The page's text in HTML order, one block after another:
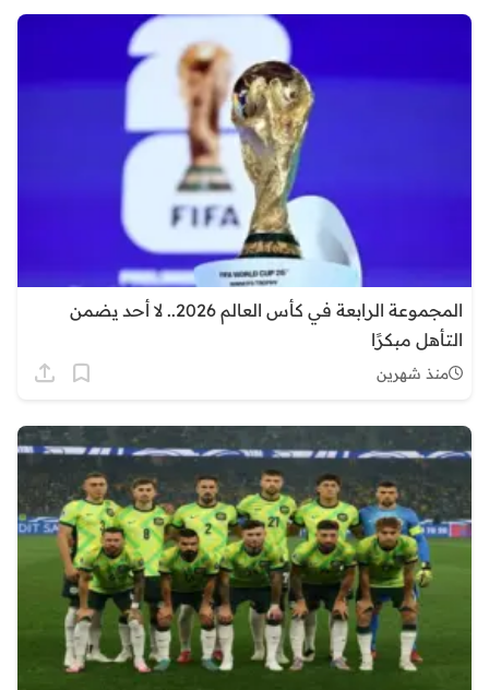
المجموعة الرابعة في كأس العالم 2026.. لا أحد يضمن
التأهل مبكرًا
منذ شهرين